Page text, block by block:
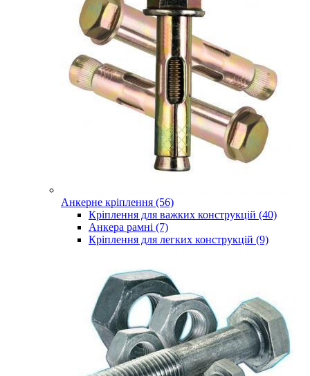
Анкерне кріплення (56)
Кріплення для важких конструкцій (40)
Анкера рамні (7)
Кріплення для легких конструкцій (9)